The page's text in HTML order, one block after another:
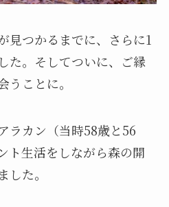
見つかるまでに、さらに1
た。そしてついに、ご縁
うことに。
ラカン（当時58歳と56
ト生活をしながら森の開
た。